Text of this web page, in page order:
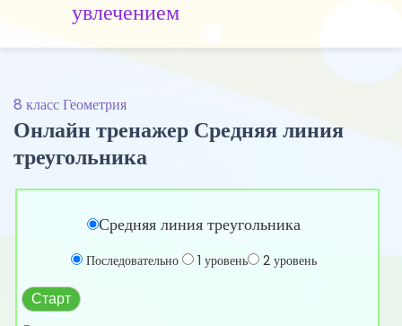
увлечением
8 класс Геометрия
Онлайн тренажер Средняя линия
треугольника
Средняя линия треугольника
Последовательно 1 уровень 2 уровень
Старт